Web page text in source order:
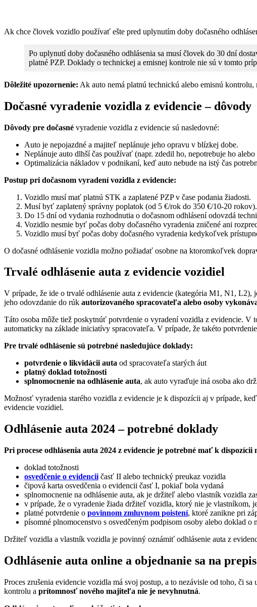
Ak chce človek vozidlo používať ešte pred uplynutím doby dočasného
Po uplynutí doby dočasného odhlásenia sa musí človek do 30 dní
platné PZP. Doklady o technickej a emisnej kontrole nie sú v tomto
Dôležité upozornenie: Ak auto nemá platnú technickú alebo emisnú
Dočasné vyradenie vozidla z evidencie – dôvody
Dôvody pre dočasné vyradenie vozidla z evidencie sú nasledovné:
Auto je nepojazdné a majiteľ neplánuje jeho opravu v blízkej dobe.
Neplánuje auto dlhší čas používať (napr. zdedil ho, nepotrebuje ho
Optimalizácia nákladov v podnikaní, keď auto nebude na istý čas
Postup pri dočasnom vyradení vozidla z evidencie:
Vozidlo musí mať platnú STK a zaplatené PZP v čase podania žiadosti.
Musí byť zaplatený správny poplatok (od 5 €/rok do 350 €/10-20 rokov).
Do 15 dní od vydania rozhodnutia o dočasnom odhlásení odovzdá
Vozidlo nesmie byť počas doby dočasného vyradenia zničené ani
Vozidlo musí byť počas doby dočasného vyradenia kedykoľvek
O dočasné odhlásenie vozidla možno požiadať osobne na ktoromkoľvek
Trvalé odhlásenie auta z evidencie vozidiel
V prípade, že ide o trvalé odhlásenie auta z evidencie (kategória M1, N1,
jeho odovzdanie do rúk autorizovaného spracovateľa alebo osoby
Táto osoba môže tiež poskytnúť potvrdenie o vyradení vozidla z evidencie. V
automaticky na základe iniciatívy spracovateľa. V prípade, že takéto
Pre trvalé odhlásenie sú potrebné nasledujúce doklady:
potvrdenie o likvidácii auta od spracovateľa starých áut
platný doklad totožnosti
splnomocnenie na odhlásenie auta, ak auto vyraďuje iná osoba ako
Možnosť vyradenia starého vozidla z evidencie je k dispozícii aj v prípade,
evidencie vozidiel.
Odhlásenie auta 2024 – potrebné doklady
Pri procese odhlásenia auta 2024 z evidencie je potrebné mať k dispozícii
doklad totožnosti
osvedčenie o evidencii časť II alebo technický preukaz vozidla
čipová karta osvedčenia o evidencii časť I, pokiaľ bola vydaná
splnomocnenie na odhlásenie auta, ak je držiteľ alebo vlastník vozidla
v prípade, že o vyradenie žiada držiteľ vozidla, ktorý nie je vlastníkom,
platné potvrdenie o povinnom zmluvnom poistení, ktoré zanikne pri
písomné plnomocenstvo s osvedčeným podpisom osoby alebo doklad
Držiteľ vozidla a vlastník vozidla je povinný oznámiť odhlásenie auta z
Odhlásenie auta online a objednanie sa na prepis
Proces zrušenia evidencie vozidla má svoj postup, a to nezávisle od toho, či
kontrolu a prítomnosť nového majiteľa nie je nevyhnutná.